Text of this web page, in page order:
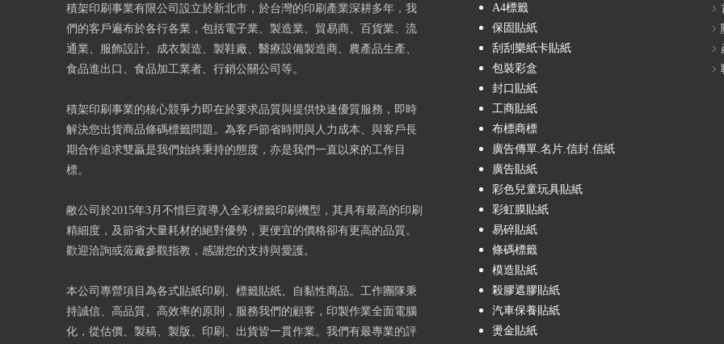
積架印刷事業有限公司設立於新北市，於台灣的印刷產業深耕多年，我
們的客戶遍布於各行各業，包括電子業、製造業、貿易商、百貨業、流
通業、服飾設計、成衣製造、製鞋廠、醫療設備製造商、農產品生產、
食品進出口、食品加工業者、行銷公關公司等。
積架印刷事業的核心競爭力即在於要求品質與提供快速優質服務，即時
解決您出貨商品條碼標籤問題。為客戶節省時間與人力成本、與客戶長
期合作追求雙贏是我們始終秉持的態度，亦是我們一直以來的工作目
標。
敝公司於2015年3月不惜巨資導入全彩標籤印刷機型，其具有最高的印刷
精細度，及節省大量耗材的絕對優勢，更便宜的價格卻有更高的品質。
歡迎洽詢或蒞廠參觀指教，感謝您的支持與愛護。
本公司專營項目為各式貼紙印刷、標籤貼紙、自黏性商品。工作團隊秉
持誠信、高品質、高效率的原則，服務我們的顧客，印製作業全面電腦
化，從估價、製稿、製版、印刷、出貨皆一貫作業。我們有最專業的評
A4標籤
保固貼紙
刮刮樂紙卡貼紙
包裝彩盒
封口貼紙
工商貼紙
布標商標
廣告傳單.名片.信封.信紙
廣告貼紙
彩色兒童玩具貼紙
彩虹膜貼紙
易碎貼紙
條碼標籤
模造貼紙
殺膠遮膠貼紙
汽車保養貼紙
燙金貼紙